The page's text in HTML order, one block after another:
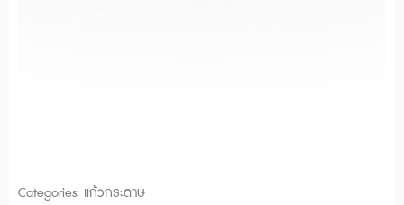
Categories: แก้วกระดาษ